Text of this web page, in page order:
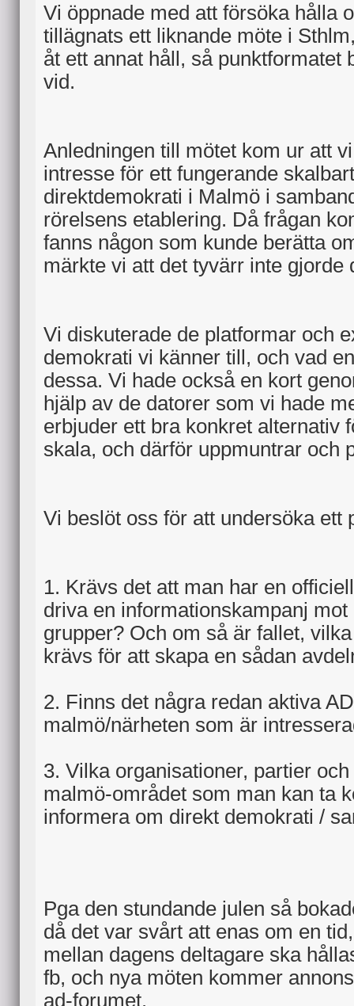
Vi öppnade med att försöka hålla
tillägnats ett liknande möte i
åt ett annat håll, så punktformatet
vid.
Anledningen till mötet kom ur att
intresse för ett fungerande
direktdemokrati i Malmö i
rörelsens etablering. Då frågan
fanns någon som kunde berätta
märkte vi att det tyvärr inte gjorde
Vi diskuterade de platformar och
demokrati vi känner till, och vad
dessa. Vi hade också en kort
hjälp av de datorer som vi hade
erbjuder ett bra konkret alternativ
skala, och därför uppmuntrar och
Vi beslöt oss för att undersöka ett
1. Krävs det att man har en
driva en informationskampanj
grupper? Och om så är fallet,
krävs för att skapa en sådan
2. Finns det några redan aktiva
malmö/närheten som är
3. Vilka organisationer, partier
malmö-området som man kan ta
informera om direkt demokrati /
Pga den stundande julen så
då det var svårt att enas om en
mellan dagens deltagare ska
fb, och nya möten kommer
ad-forumet.